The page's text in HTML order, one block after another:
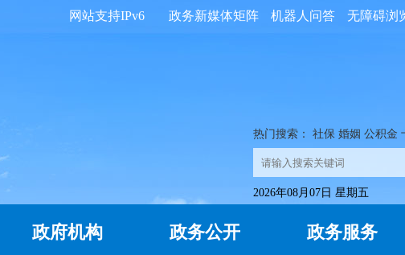
无障碍浏
机器人问答
政务新媒体矩阵
网站支持IPv6
热门搜索： 社保 婚姻 公积金
2026年08月07日 星期五
政府机构 政务公开 政务服务